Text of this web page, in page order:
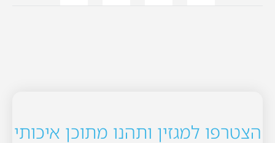
הצטרפו למגזין ותהנו מתוכן איכותי